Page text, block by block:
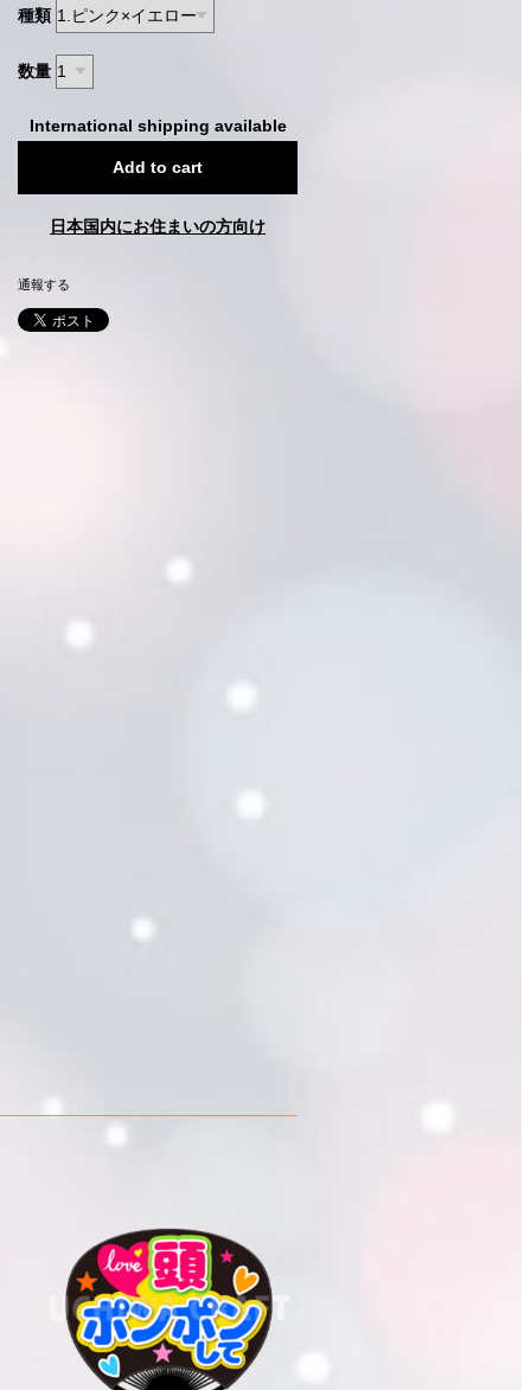
種類
数量
International shipping available
Add to cart
日本国内にお住まいの方向け
通報する